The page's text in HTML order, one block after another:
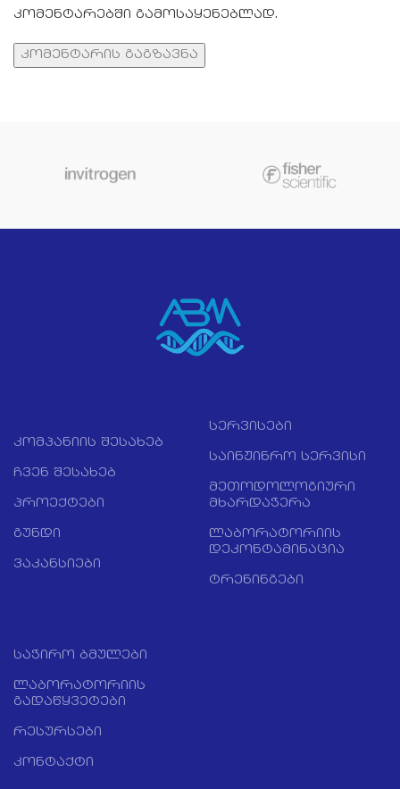
კომენტარებში გამოსაყენებლად.
კომპანიის შესახებ
ჩვენ შესახებ
პროექტები
გუნდი
ვაკანსიები
სერვისები
საინჟინრო სერვისი
მეთოდოლოგიური
მხარდაჭერა
ლაბორატორიის
დეკონტამინაცია
ტრენინგები
საჭირო ბმულები
ლაბორატორიის
გადაწყვეტები
რესურსები
კონტაქტი